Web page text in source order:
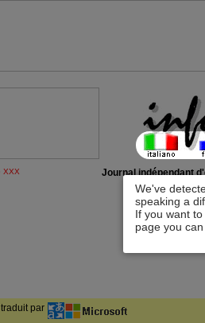
We've
speaking a
If you want
page you
XXX Journal indépendant
par